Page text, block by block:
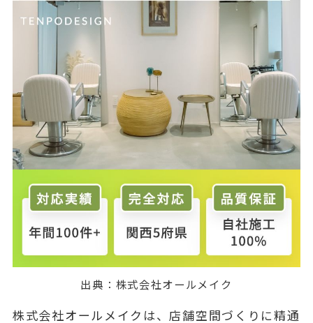
出典： 株式会社オールメイク
株式会社オールメイクは、店舗空間づくりに精通